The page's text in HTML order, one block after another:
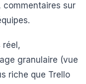
commentaires sur
réel,
granulaire (vue
riche que Trello